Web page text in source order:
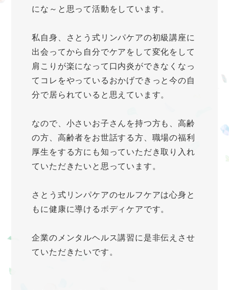
にな～と思って活動をしています。
私自身、さとう式リンパケアの初級講座に
出会ってから自分でケアをして変化をして
肩こりが楽になって口内炎ができなくなっ
てコレをやっているおかげできっと今の自
分で居られていると思えています。
なので、小さいお子さんを持つ方も、高齢
の方、高齢者をお世話する方、職場の福利
厚生をする方にも知っていただき取り入れ
ていただきたいと思っています。
さとう式リンパケアのセルフケアは心身と
もに健康に導けるボディケアです。
企業のメンタルヘルス講習に是非伝えさせ
ていただきたいです。